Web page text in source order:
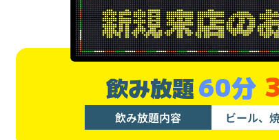
飲み放題60分
飲み放題内容 ビール、